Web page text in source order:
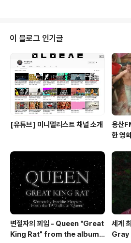
nyong) 기획・대본, 디자인・모션그래픽 김문용
의상 장초영(TAra) 영상 유영균 STUDIO2F 음향
K SOUND 촬영 유영균, 서두리 연출보조 임미영 |
조 남동훈 촬영 장소 스튜디오 호랑..
이 블로그 인기글
[유튜브] 미니멀리스트 채널 소개
용산
한 영
변절자의 꾀임 - Queen "Great
King Rat" from the album
세계
Gray